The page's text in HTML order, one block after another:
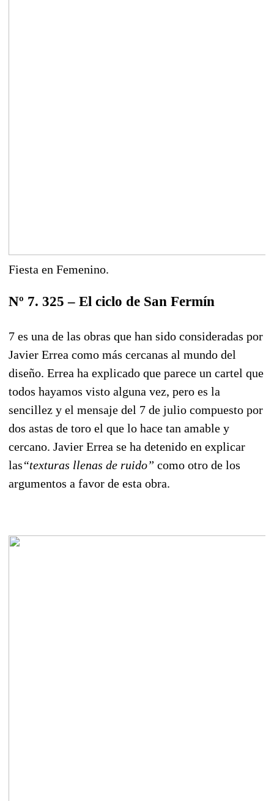
Fiesta en Femenino.
Nº 7. 325 – El ciclo de San Fermín
7 es una de las obras que han sido consideradas por
Javier Errea como más cercanas al mundo del
diseño. Errea ha explicado que parece un cartel que
todos hayamos visto alguna vez, pero es la
sencillez y el mensaje del 7 de julio compuesto por
dos astas de toro el que lo hace tan amable y
cercano. Javier Errea se ha detenido en explicar
las“texturas llenas de ruido” como otro de los
argumentos a favor de esta obra.